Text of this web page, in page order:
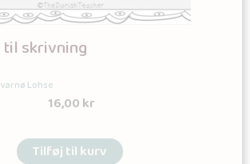
skrivning
Lohse
16,00kr
Tilføj til kurv